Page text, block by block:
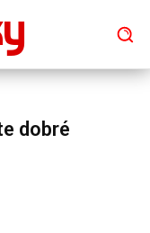
dobré